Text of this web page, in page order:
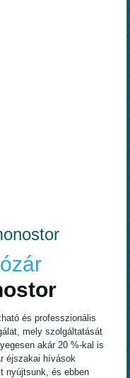
és professzionális
mely szolgáltatását
akár 20 %-kal is
éjszakai hívások
nyújtsunk, és ebben